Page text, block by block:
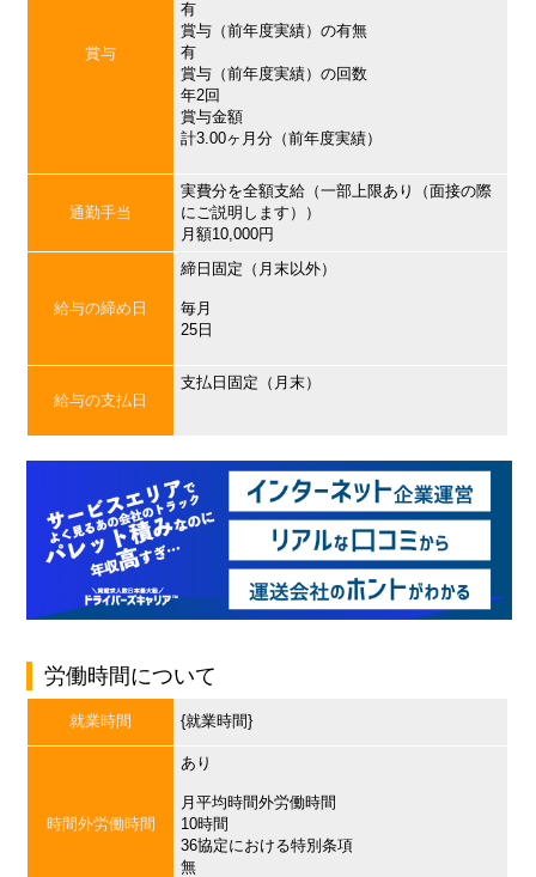
賞与
有
賞与（前年度実績）の有無
有
賞与（前年度実績）の回数
年2回
賞与金額
計3.00ヶ月分（前年度実績）
通勤手当
実費分を全額支給（一部上限あり（面接の際
にご説明します））
月額10,000円
給与の締め日
締日固定（月末以外）
毎月
25日
給与の支払日
支払日固定（月末）
労働時間について
就業時間 {就業時間}
時間外労働時間
あり
月平均時間外労働時間
10時間
36協定における特別条項
無